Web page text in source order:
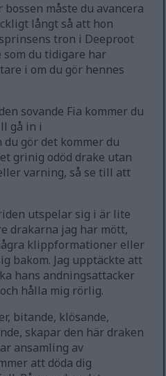
måste du avancera
långt så att hon
tron i Deeproot
som du tidigare har
i om du gör hennes
sovande Fia kommer du
gå in i
du gör det kommer du
grinig odöd drake utan
varning, så se till att
utspelar sig i är lite
drakarna jag har mött,
klippformationer eller
bakom. Jag upptäckte att
hans andningsattacker
hålla mig rörlig.
bitande, klösande,
skapar den här draken
ansamling av
att döda dig